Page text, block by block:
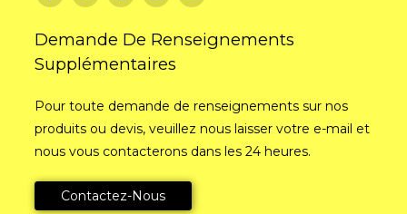
Demande De Renseignements
Supplémentaires
Pour toute demande de renseignements sur nos
produits ou devis, veuillez nous laisser votre e-mail et
nous vous contacterons dans les 24 heures.
Contactez-Nous